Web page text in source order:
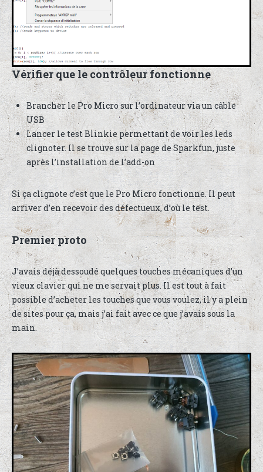
Vérifier que le contrôleur fonctionne
Brancher le Pro Micro sur l’ordinateur via un câble
USB
Lancer le test Blinkie permettant de voir les leds
clignoter. Il se trouve sur la page de Sparkfun, juste
après l’installation de l’add-on
Si ça clignote c’est que le Pro Micro fonctionne. Il peut
arriver d’en recevoir des défectueux, d’où le test.
Premier proto
J’avais déjà dessoudé quelques touches mécaniques d’un
vieux clavier qui ne me servait plus. Il est tout à fait
possible d’acheter les touches que vous voulez, il y a plein
de sites pour ça, mais j’ai fait avec ce que j’avais sous la
main.